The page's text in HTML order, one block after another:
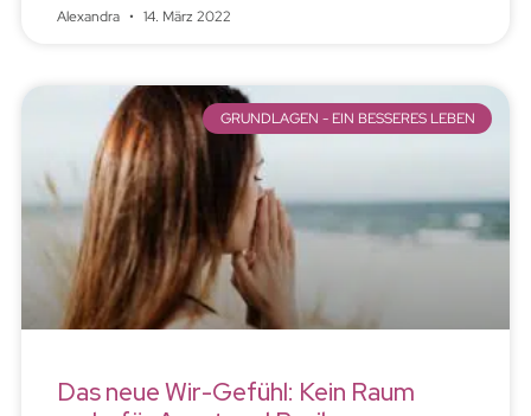
Alexandra 14. März 2022
GRUNDLAGEN - EIN BESSERES LEBEN
Das neue Wir-Gefühl: Kein Raum